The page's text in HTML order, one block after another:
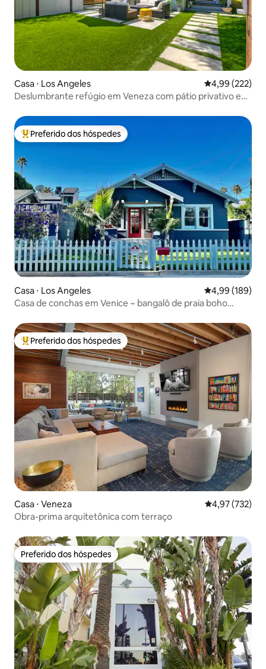
Casa ⋅ Los Angeles 4,99 de uma
4,99 (222)
Deslumbrante refúgio em Veneza com pátio privativo e
Entre os melhores preferidos dos hóspedes
Preferido dos hóspedes
Casa ⋅ Los Angeles 4,99 de uma
4,99 (189)
Casa de conchas em Venice ~ bangalô de praia boho
Entre os melhores preferidos dos hóspedes
Preferido dos hóspedes
Casa ⋅ Veneza 4,97 de uma
4,97 (732)
Obra-prima arquitetônica com terraço
Preferido dos hóspedes
Preferido dos hóspedes